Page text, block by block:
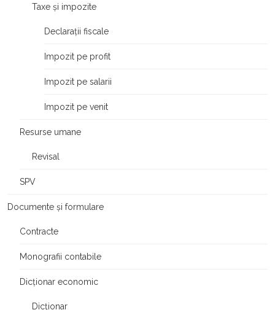
Taxe și impozite
Declarații fiscale
Impozit pe profit
Impozit pe salarii
Impozit pe venit
Resurse umane
Revisal
SPV
Documente și formulare
Contracte
Monografii contabile
Dicționar economic
Dicționar